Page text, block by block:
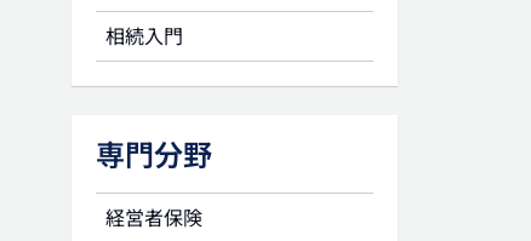
相続入門
専門分野
経営者保険